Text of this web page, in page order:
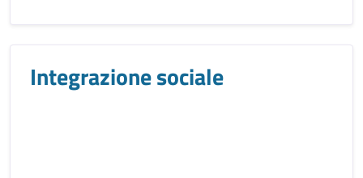
Integrazione sociale